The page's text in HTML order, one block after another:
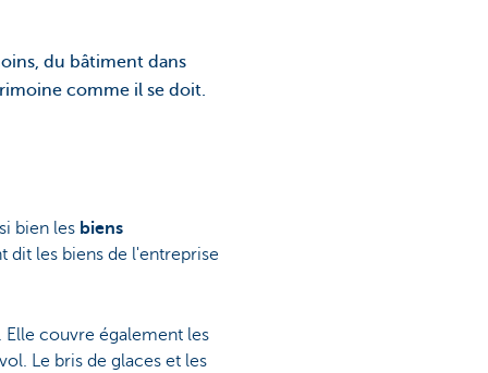
du bâtiment dans
comme il se doit.
bien les biens
dit les biens de l'entreprise
Elle couvre également les
Le bris de glaces et les